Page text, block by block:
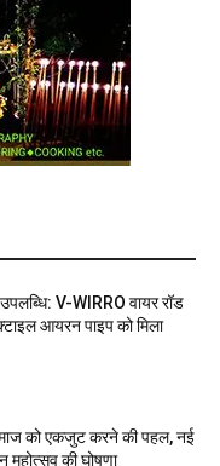
V-WIRRO वायर रॉड
आयरन पाइप को मिला
को एकजुट करने की पहल, नई
महोत्सव की घोषणा